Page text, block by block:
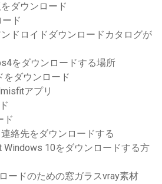
ダウンロード
ド
ドロイドダウンロードカタログが
をダウンロードする場所
をダウンロード
アプリ
ド
絡先をダウンロードする
10をダウンロードする方
ードのための窓ガラスvray素材